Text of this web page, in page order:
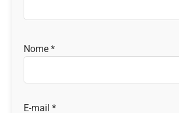
Nome *
E-mail *